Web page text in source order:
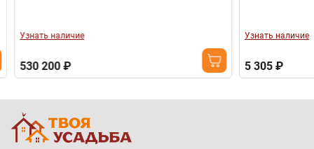
Узнать наличие
530 200 ₽
Узнать наличие
5 305 ₽